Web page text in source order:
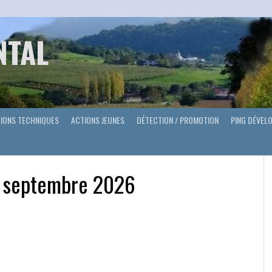
TECHNIQUES ACTIONS JEUNES DÉTECTION / PROMOTION PING
2026